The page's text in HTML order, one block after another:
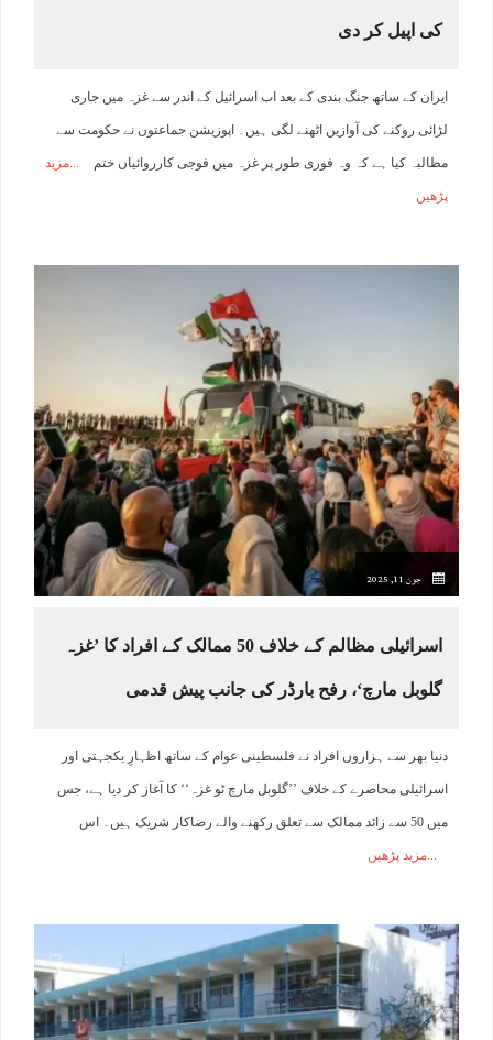
کی اپیل کر دی
ایران کے ساتھ جنگ بندی کے بعد اب اسرائیل کے اندر سے غزہ میں جاری
لڑائی روکنے کی آوازیں اٹھنے لگی ہیں۔ اپوزیشن جماعتوں نے حکومت سے
مطالبہ کیا ہے کہ وہ فوری طور پر غزہ میں فوجی کارروائیاں ختم مزید
پڑھیں
جون 11, 2025
اسرائیلی مظالم کے خلاف 50 ممالک کے افراد کا ’غزہ
گلوبل مارچ‘، رفح بارڈر کی جانب پیش قدمی
دنیا بھر سے ہزاروں افراد نے فلسطینی عوام کے ساتھ اظہارِ یکجہتی اور
اسرائیلی محاصرے کے خلاف ’’گلوبل مارچ ٹو غزہ‘‘ کا آغاز کر دیا ہے، جس
میں 50 سے زائد ممالک سے تعلق رکھنے والے رضاکار شریک ہیں۔ اس
مزید پڑھیں